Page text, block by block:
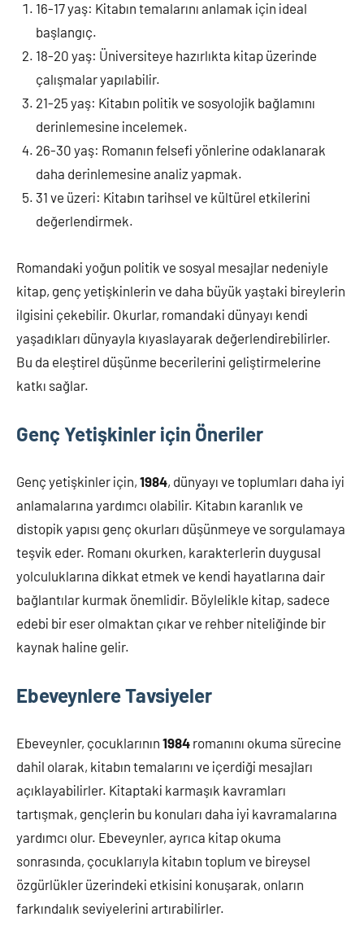
16-17 yaş: Kitabın temalarını anlamak için ideal
başlangıç.
18-20 yaş: Üniversiteye hazırlıkta kitap üzerinde
çalışmalar yapılabilir.
21-25 yaş: Kitabın politik ve sosyolojik bağlamını
derinlemesine incelemek.
26-30 yaş: Romanın felsefi yönlerine odaklanarak
daha derinlemesine analiz yapmak.
31 ve üzeri: Kitabın tarihsel ve kültürel etkilerini
değerlendirmek.
Romandaki yoğun politik ve sosyal mesajlar nedeniyle
kitap, genç yetişkinlerin ve daha büyük yaştaki bireylerin
ilgisini çekebilir. Okurlar, romandaki dünyayı kendi
yaşadıkları dünyayla kıyaslayarak değerlendirebilirler.
Bu da eleştirel düşünme becerilerini geliştirmelerine
katkı sağlar.
Genç Yetişkinler için Öneriler
Genç yetişkinler için, 1984, dünyayı ve toplumları daha iyi
anlamalarına yardımcı olabilir. Kitabın karanlık ve
distopik yapısı genç okurları düşünmeye ve sorgulamaya
teşvik eder. Romanı okurken, karakterlerin duygusal
yolculuklarına dikkat etmek ve kendi hayatlarına dair
bağlantılar kurmak önemlidir. Böylelikle kitap, sadece
edebi bir eser olmaktan çıkar ve rehber niteliğinde bir
kaynak haline gelir.
Ebeveynlere Tavsiyeler
Ebeveynler, çocuklarının 1984 romanını okuma sürecine
dahil olarak, kitabın temalarını ve içerdiği mesajları
açıklayabilirler. Kitaptaki karmaşık kavramları
tartışmak, gençlerin bu konuları daha iyi kavramalarına
yardımcı olur. Ebeveynler, ayrıca kitap okuma
sonrasında, çocuklarıyla kitabın toplum ve bireysel
özgürlükler üzerindeki etkisini konuşarak, onların
farkındalık seviyelerini artırabilirler.